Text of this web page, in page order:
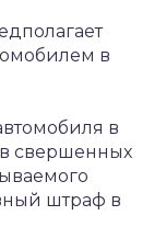
в
в
свершенных
штраф в